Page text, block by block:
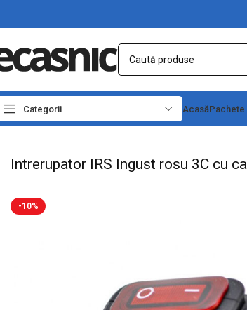
Categorii AcasăPachete
Prima pagină Electrice Intrerupatoare - Butoane
Intrerupator IRS Ingust rosu 3C cu
-10%